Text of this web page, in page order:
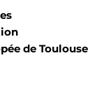
de Toulouse